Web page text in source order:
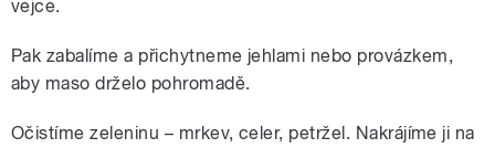
vejce.
Pak zabalíme a přichytneme jehlami nebo provázkem,
aby maso drželo pohromadě.
Očistíme zeleninu – mrkev, celer, petržel. Nakrájíme ji na